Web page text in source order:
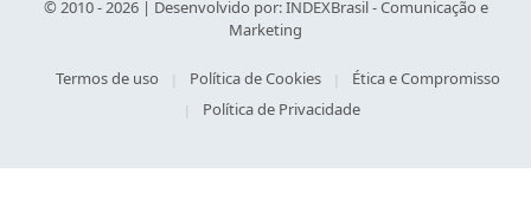
© 2010 - 2026 | Desenvolvido por:INDEXBrasil - Comunicação e
Marketing
Termos de uso Política de Cookies
Ética e Compromisso
Política de Privacidade